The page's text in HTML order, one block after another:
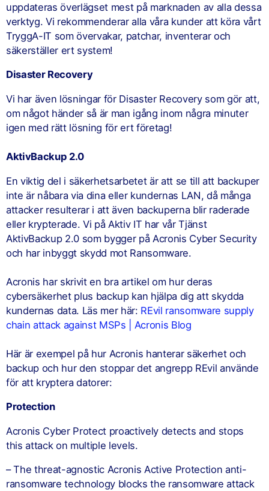
uppdateras överlägset mest på marknaden av alla dessa
verktyg. Vi rekommenderar alla våra kunder att köra vårt
TryggA-IT som övervakar, patchar, inventerar och
säkerställer ert system!
Disaster Recovery
Vi har även lösningar för Disaster Recovery som gör att,
om något händer så är man igång inom några minuter
igen med rätt lösning för ert företag!
AktivBackup 2.0
En viktig del i säkerhetsarbetet är att se till att backuper
inte är nåbara via dina eller kundernas LAN, då många
attacker resulterar i att även backuperna blir raderade
eller krypterade. Vi på Aktiv IT har vår Tjänst
AktivBackup 2.0 som bygger på Acronis Cyber Security
och har inbyggt skydd mot Ransomware.
Acronis har skrivit en bra artikel om hur deras
cybersäkerhet plus backup kan hjälpa dig att skydda
kundernas data. Läs mer här: REvil ransomware supply
chain attack against MSPs | Acronis Blog
Här är exempel på hur Acronis hanterar säkerhet och
backup och hur den stoppar det angrepp REvil använde
för att kryptera datorer:
Protection
Acronis Cyber Protect proactively detects and stops
this attack on multiple levels.
– The threat-agnostic Acronis Active Protection anti-
ransomware technology blocks the ransomware attack